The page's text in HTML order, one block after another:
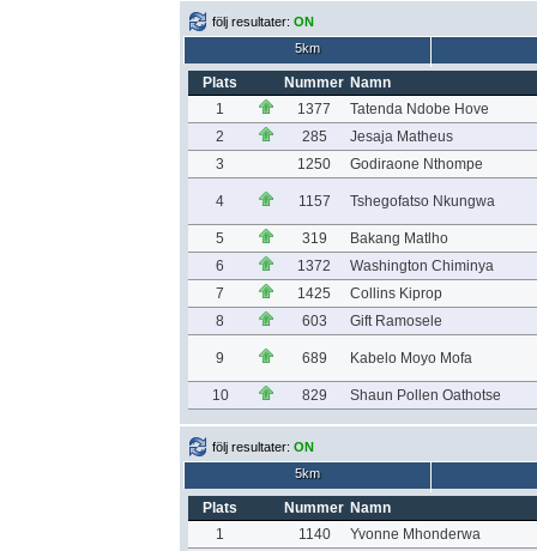
följ resultater: ON
5km
Plats Nummer Namn
1
1377
Tatenda Ndobe Hove
2
285
Jesaja Matheus
3
1250 Godiraone Nthompe
4 1157 Tshegofatso Nkungwa
5 319
Bakang Matlho
6
1372
Washington Chiminya
7
1425
Collins Kiprop
8
603 Gift Ramosele
9 689 Kabelo Moyo Mofa
10 829 Shaun Pollen Oathotse
följ resultater: ON
5km
Plats Nummer Namn
1
1140
Yvonne Mhonderwa